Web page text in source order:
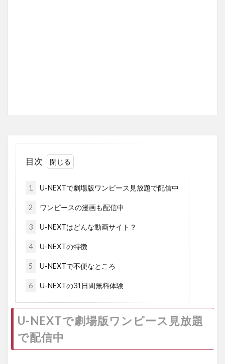
目次
1 U-NEXTで劇場版ワンピース見放題で配信中
2 ワンピースの漫画も配信中
3 U-NEXTはどんな動画サイト？
4 U-NEXTの特徴
5 U-NEXTで不便なところ
6 U-NEXTの31日間無料体験
U-NEXTで劇場版ワンピース見放題
で配信中